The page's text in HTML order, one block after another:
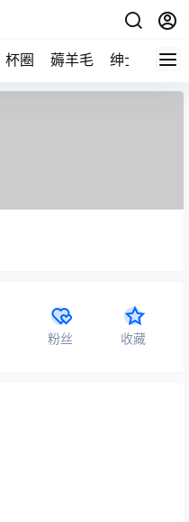
杯圈 薅羊毛 绅士 视频
粉丝 收藏